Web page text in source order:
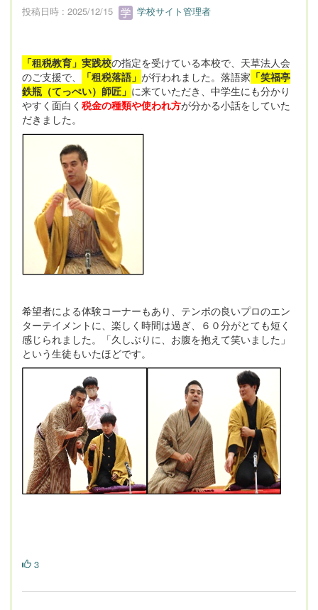
投稿日時 : 2025/12/15 学校サイト管理者
「租税教育」実践校の指定を受けている本校で、天草法人会
のご支援で、
「租税落語」 が行われました。落語家 「笑福亭
鉄瓶（てっぺい）師匠」 に来ていただき、中学生にも分かり
やすく面白く 税金の種類や使われ方が分かる小話をしていた
だきました。
希望者による体験コーナーもあり、テンポの良いプロのエン
ターテイメントに、楽しく時間は過ぎ、６０分がとても短く
感じられました。「久しぶりに、お腹を抱えて笑いました」
という生徒もいたほどです。
3